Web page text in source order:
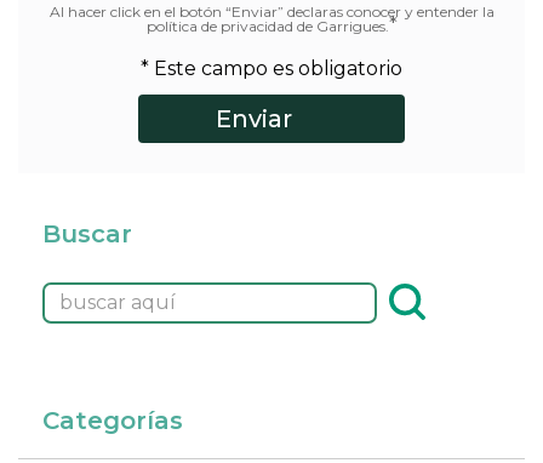
Al hacer click en el botón “Enviar” declaras conocer y entender la
política de privacidad de Garrigues. *
* Este campo es obligatorio
Buscar
Categorías